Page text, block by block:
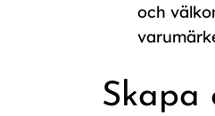
och
Skapa